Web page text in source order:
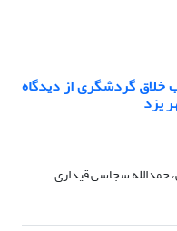
کووید 19 بر تخریب خلاق گردشگری از دیدگاه
یزد
حمدالله سجاسی قیداری